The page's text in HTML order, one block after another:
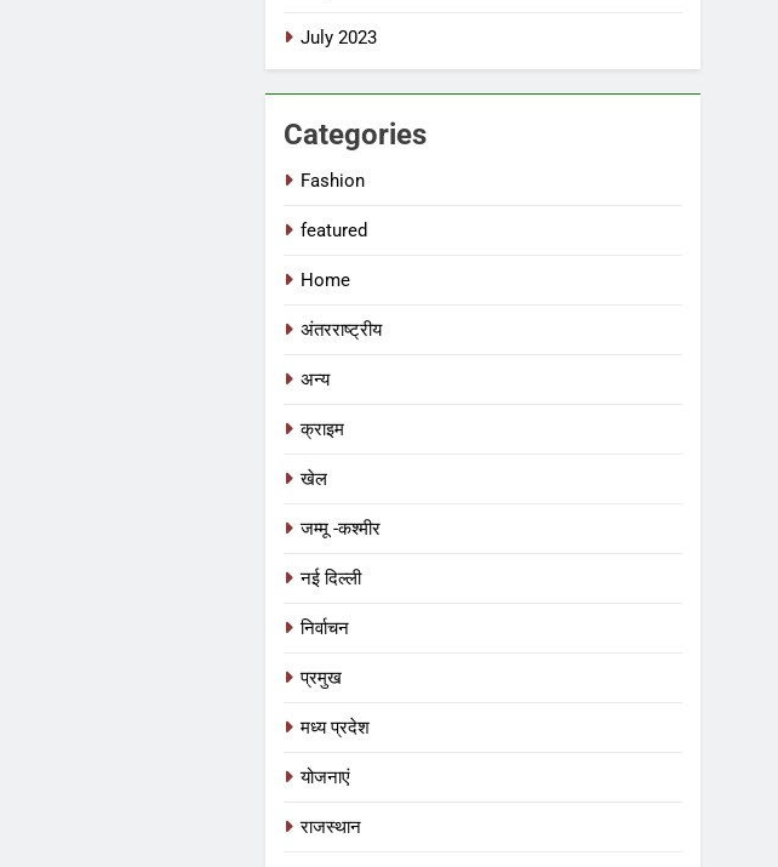
July 2023
Categories
Fashion
featured
Home
अंतरराष्ट्रीय
अन्य
क्राइम
खेल
जम्मू -कश्मीर
नई दिल्ली
निर्वाचन
प्रमुख
मध्य प्रदेश
योजनाएं
राजस्थान